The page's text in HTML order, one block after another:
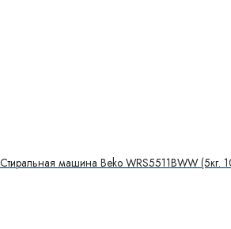
Стиральная машина Beko WRS5511BWW (5кг.